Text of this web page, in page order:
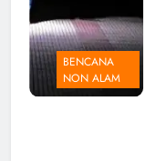
BENCANA
NON ALAM